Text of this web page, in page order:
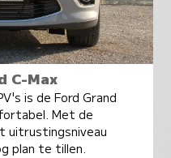
C-Max
is de Ford Grand
Met de
uitrustingsniveau
plan te tillen.